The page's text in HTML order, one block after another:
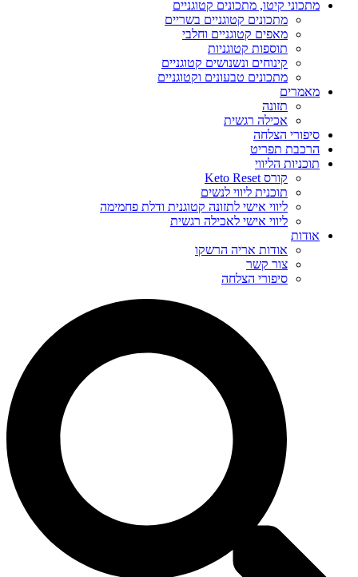
מתכוני קיטו, מתכונים קטוגניים
מתכונים קטוגניים בשריים
מאפים קטוגניים וחלבי
תוספות קטוגניות
קינוחים ונשנושים קטוגניים
מתכונים טבעונים וקטוגניים
מאמרים
תזונה
אכילה רגשית
סיפורי הצלחה
הרכבת תפריט
תוכניות הליווי
קורס Keto Reset
תוכנית ליווי לנשים
ליווי אישי לתזונה קטוגנית ודלת פחמימה
ליווי אישי לאכילה רגשית
אודות
אודות אריה הרשקו
צור קשר
סיפורי הצלחה